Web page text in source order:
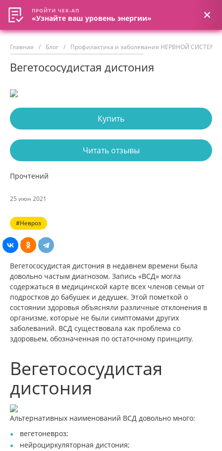
Главная / Блог / Профилактика и заболевания НЕРВНОЙ СИСТЕМЫ
Вегетососудистая дистония
Купить
Читать отзывы
Прочтений
25 июн 2021
#Невроз
Вегетососудистая дистония в недавнем времени была
довольно частым диагнозом. Запись «ВСД» могла
содержаться в медицинской карте всех членов семьи от
подростков до бабушек и дедушек. Этой пометкой о
состоянии здоровья объясняли различные отклонения в
организме, которые не были симптомами других
заболеваний. ВСД существовала как проблема со
здоровьем, обозначенная по остаточному принципу.
Вегетососудистая
дистония
Альтернативных наименований ВСД довольно много:
вегетоневроз;
нейроциркуляторная дистония;
ПРОЙТИ ЧЕК-АП
«Узнайте ваш уровень энергии»
ПРОЙТИ ЧЕК-АП
«Узнайте ваш уровень энергии»